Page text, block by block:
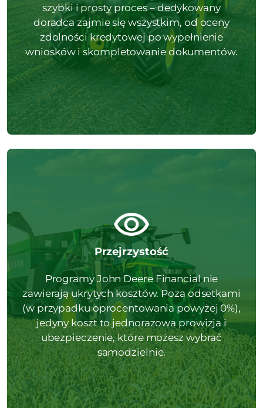
szybki i prosty proces – dedykowany
doradca zajmie się wszystkim, od oceny
zdolności kredytowej po wypełnienie
wniosków i skompletowanie dokumentów.
Przejrzystość
Programy John Deere Financial nie
zawierają ukrytych kosztów. Poza odsetkami
(w przypadku oprocentowania powyżej 0%),
jedyny koszt to jednorazowa prowizja i
ubezpieczenie, które możesz wybrać
samodzielnie.